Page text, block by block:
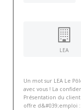
LEA
Un mot sur LEA Le
avec vous ! La
Présentation du
offre d&#039;emploi